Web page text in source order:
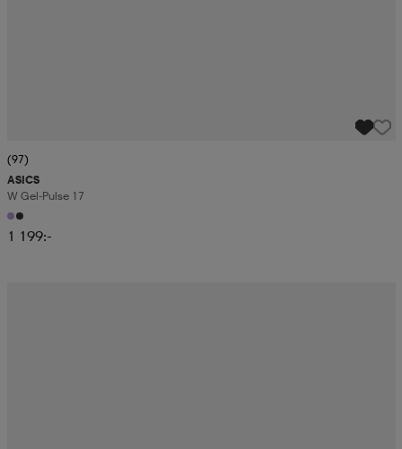
(97)
ASICS
W Gel-Pulse 17
1 199:-